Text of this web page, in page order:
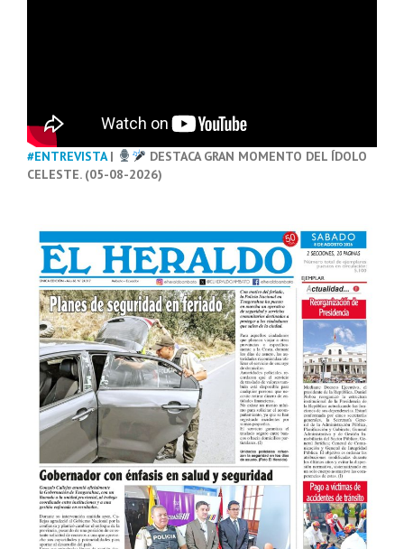
#ENTREVISTA|
DESTACA GRAN MOMENTO DEL ÍDOLO
CELESTE. (05-08-2026)